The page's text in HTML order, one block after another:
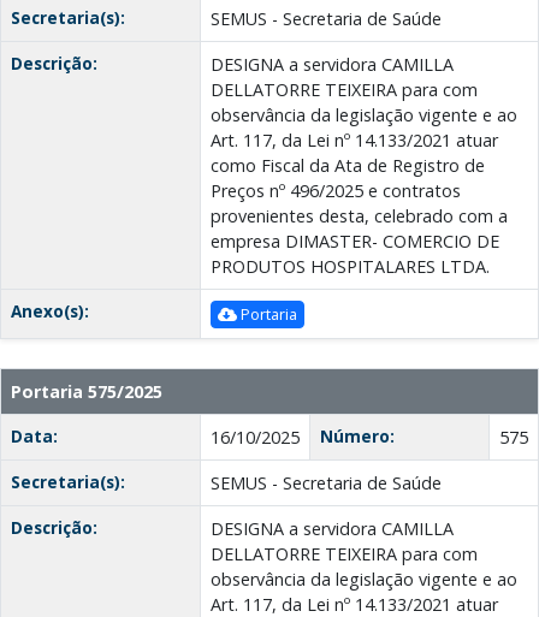
Secretaria(s):
SEMUS - Secretaria de Saúde
Descrição:
DESIGNA a servidora CAMILLA
DELLATORRE TEIXEIRA para com
observância da legislação vigente e ao
Art. 117, da Lei nº 14.133/2021 atuar
como Fiscal da Ata de Registro de
Preços nº 496/2025 e contratos
provenientes desta, celebrado com a
empresa DIMASTER- COMERCIO DE
PRODUTOS HOSPITALARES LTDА.
Anexo(s):
Portaria
Portaria 575/2025
Data:
16/10/2025 Número:
575
Secretaria(s):
SEMUS - Secretaria de Saúde
Descrição:
DESIGNA a servidora CAMILLA
DELLATORRE TEIXEIRA para com
observância da legislação vigente e ao
Art. 117, da Lei nº 14.133/2021 atuar